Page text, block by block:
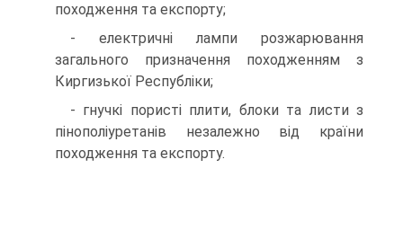
походження та експорту;
- електричні лампи розжарювання
загального призначення походженням з
Киргизької Республі­ки;
- гнучкі пористі плити, блоки та листи з
пінополіуретанів незалежно від країни
походження та експорту.